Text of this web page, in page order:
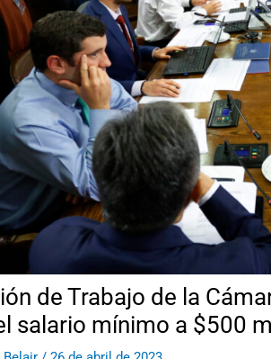
de Trabajo de la
salario mínimo a $500